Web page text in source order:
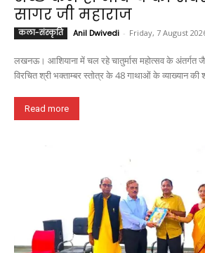
सागर जी महाराज
कला-संस्कृति Anil Dwivedi - Friday, 7 August
लखनऊ। आशियाना में चल रहे चातुर्मास महोत्सव के अंतर्गत जैन
विरचित श्री भक्ताम्बर स्तोत्र के 48 गाथाओं के व्याख्यान की
Read more